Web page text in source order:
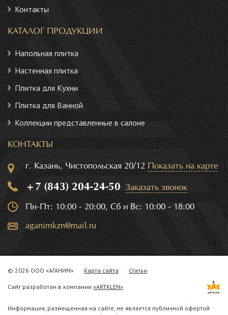
Контакты
КАТАЛОГ ПРОДУКЦИИ
Напольная плитка
Настенная плитка
Плитка для Кухни
Плитка для Ванной
Коллекции представленные в салоне
КОНТАКТЫ
г. Казань, Чистопольская 20/12 Показать на карте
+7 (843) 204-24-50 Заказать звонок
Пн-Пт: 10:00 - 20:00, Сб и Вс: 10:00 - 18:00
aganimkzn@mail.ru
© 2026 ООО «АГАНИМ» Карта сайта Статьи
Сайт разработан в компании «ARTKLEN»
Информация, размещенная на сайте, не является публичной офертой